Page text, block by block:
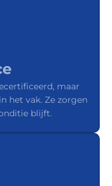
maar
het vak. Ze zorgen
blijft.